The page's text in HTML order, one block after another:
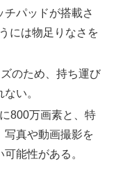
パッドが搭載さ
には物足りなさを
のため、持ち運び
い。
800万画素と、特
写真や動画撮影を
能性がある。